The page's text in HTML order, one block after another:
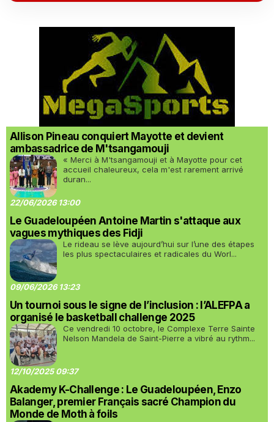
Allison Pineau conquiert Mayotte et devient
ambassadrice de M'tsangamouji
« Merci à M'tsangamouji et à Mayotte pour cet
accueil chaleureux, cela m'est rarement arrivé
duran...
22/06/2026 13:00
Le Guadeloupéen Antoine Martin s'attaque aux
vagues mythiques des Fidji
Le rideau se lève aujourd’hui sur l’une des étapes
les plus spectaculaires et radicales du Worl...
09/06/2026 13:23
Un tournoi sous le signe de l’inclusion : l’ALEFPA a
organisé le basketball challenge 2025
Ce vendredi 10 octobre, le Complexe Terre Sainte
Nelson Mandela de Saint-Pierre a vibré au rythm...
12/10/2025 09:37
Akademy K-Challenge : Le Guadeloupéen, Enzo
Balanger, premier Français sacré Champion du
Monde de Moth à foils